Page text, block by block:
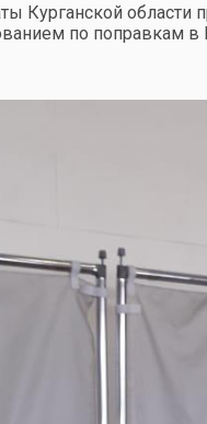
Курганской области
по поправкам